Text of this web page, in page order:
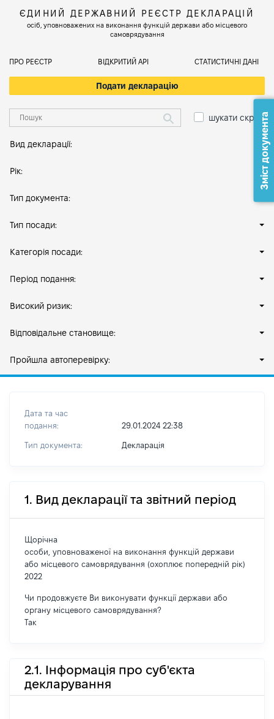
ЄДИНИЙ ДЕРЖАВНИЙ РЕЄСТР ДЕКЛАРАЦІЙ
осіб, уповноважених на виконання функцій держави або місцевого
самоврядування
ПРО РЕЄСТР ВІДКРИТИЙ АРІ СТАТИСТИЧНІ ДАНІ
Подати декларацію
шукати скрізь
Вид декларації:
Рік:
Тип документа:
Тип посади:
Категорія посади:
Період подання:
Високий ризик:
Відповідальне становище:
Пройшла автоперевірку:
Дата та час
подання:
29.01.2024 22:38
Тип документа: Декларація
1. Вид декларації та звітний період
Щорічна
особи, уповноваженої на виконання функцій держави
або місцевого самоврядування (охоплює попередній рік)
2022
Чи продовжуєте Ви виконувати функції держави або
органу місцевого самоврядування?
Так
2.1. Інформація про суб'єкта
декларування
Зміст документа